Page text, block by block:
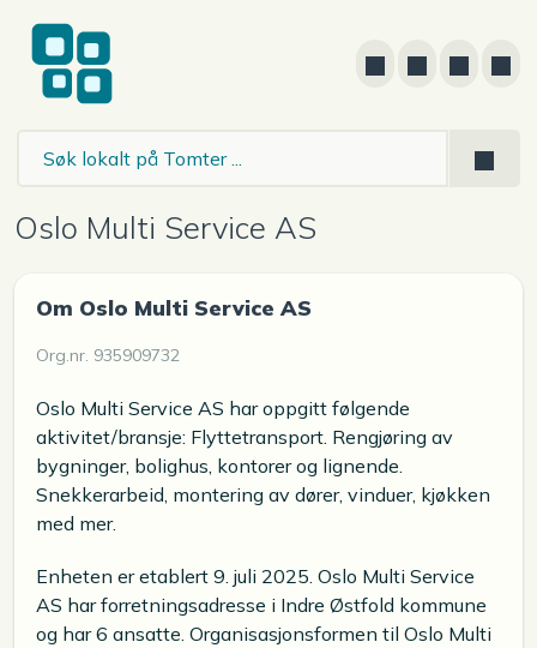
Oslo Multi Service AS
Om Oslo Multi Service AS
Org.nr. 935909732
Oslo Multi Service AS har oppgitt følgende
aktivitet/bransje: Flyttetransport. Rengjøring av
bygninger, bolighus, kontorer og lignende.
Snekkerarbeid, montering av dører, vinduer, kjøkken
med mer.
Enheten er etablert 9. juli 2025. Oslo Multi Service
AS har forretningsadresse i Indre Østfold kommune
og har 6 ansatte. Organisasjonsformen til Oslo Multi